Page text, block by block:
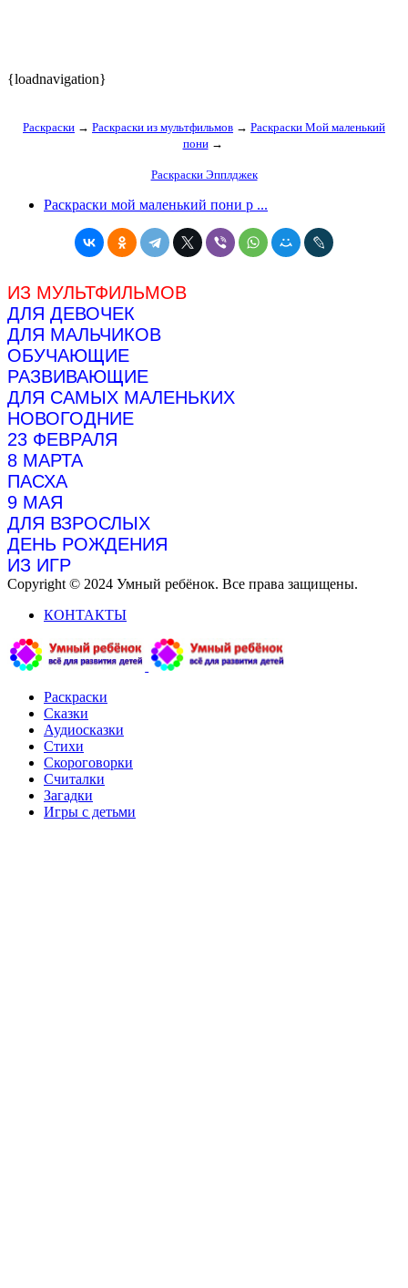
{loadnavigation}
Раскраски → Раскраски из мультфильмов → Раскраски Мой маленький
пони →
Раскраски Эпплджек
Раскраски мой маленький пони р ...
ИЗ МУЛЬТФИЛЬМОВ
ДЛЯ ДЕВОЧЕК
ДЛЯ МАЛЬЧИКОВ
ОБУЧАЮЩИЕ
РАЗВИВАЮЩИЕ
ДЛЯ САМЫХ МАЛЕНЬКИХ
НОВОГОДНИЕ
23 ФЕВРАЛЯ
8 МАРТА
ПАСХА
9 МАЯ
ДЛЯ ВЗРОСЛЫХ
ДЕНЬ РОЖДЕНИЯ
ИЗ ИГР
Copyright © 2024 Умный ребёнок. Все права защищены.
КОНТАКТЫ
Раскраски
Сказки
Аудиосказки
Стихи
Скороговорки
Считалки
Загадки
Игры с детьми